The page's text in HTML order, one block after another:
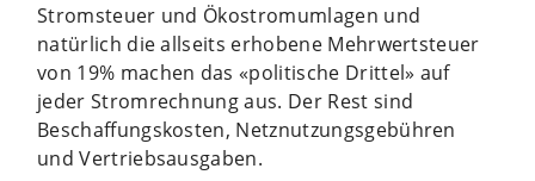
Stromsteuer und Ökostromumlagen und
natürlich die allseits erhobene Mehrwertsteuer
von 19% machen das «politische Drittel» auf
jeder Stromrechnung aus. Der Rest sind
Beschaffungskosten, Netznutzungsgebühren
und Vertriebsausgaben.